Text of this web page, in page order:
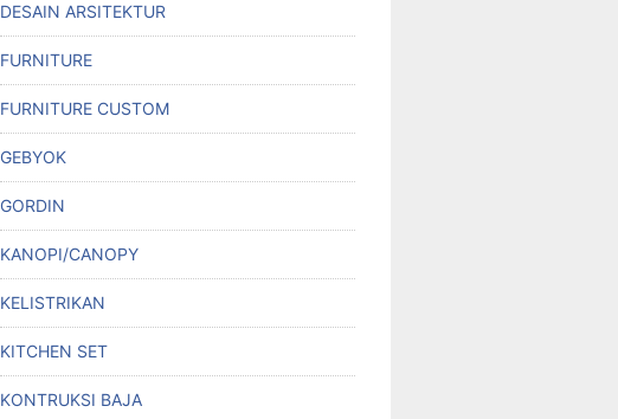
DESAIN ARSITEKTUR
FURNITURE
FURNITURE CUSTOM
GEBYOK
GORDIN
KANOPI/CANOPY
KELISTRIKAN
KITCHEN SET
KONTRUKSI BAJA